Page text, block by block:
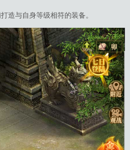
造与自身等级相符的装备。
下载 客服